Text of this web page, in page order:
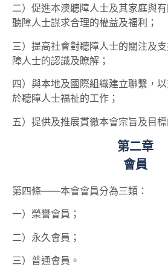
二）促進本澳聽障人士及其家庭與
聽障人士謀求合理的權益及福利；
三）提高社會對聽障人士的關注及
障人士的認識及瞭解；
四）與本地及國際組織建立聯繫，
於聽障人士福祉的工作；
五）提供及推展貫徹本會宗旨及目
第二章
會員
第四條——本會會員分為三類：
一）榮譽會員；
二）永久會員；
三）普通會員。